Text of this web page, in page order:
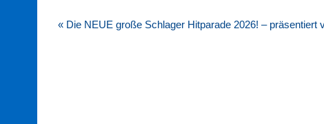
Beitragsnavigation
« Die NEUE große Schlager Hitparade 2026! – präsentiert